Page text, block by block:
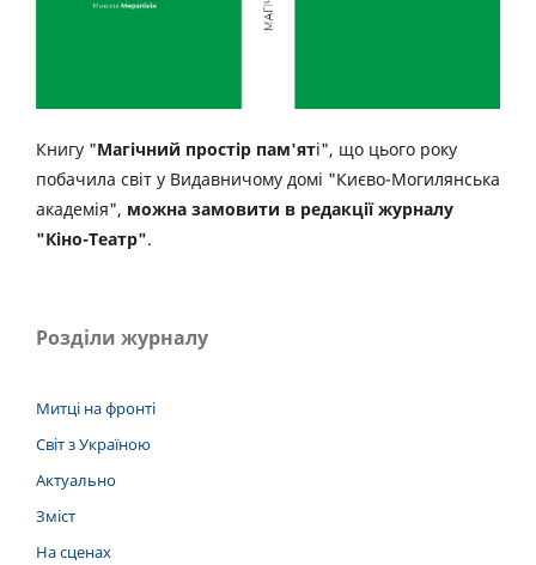
Книгу "Магічний простір пам'яті", що цього року
побачила світ у Видавничому домі "Києво-Могилянська
академія", можна замовити в редакції журналу
"Кіно-Театр".
Розділи журналу
Митці на фронті
Світ з Україною
Актуально
Зміст
На сценах